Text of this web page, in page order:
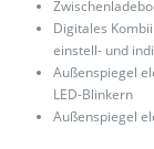
Digitales
einstell- und
Außenspiegel
LED-Blinkern
Außenspiegel